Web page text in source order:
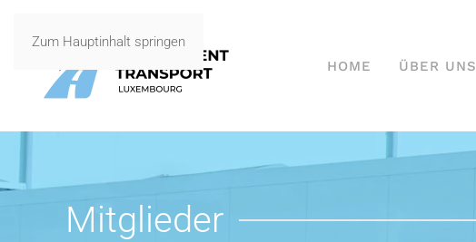
Zum Hauptinhalt springen
HOME
ÜBER UNS
Mitglieder